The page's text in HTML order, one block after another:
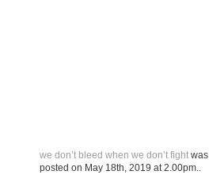
we don’t bleed when we don’t fight was
posted on May 18th, 2019 at 2.00pm